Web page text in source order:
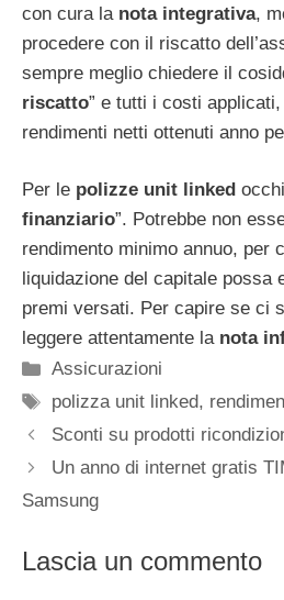
con cura la nota integrativa,
procedere con il riscatto
sempre meglio chiedere il
riscatto” e tutti i costi
rendimenti netti ottenuti anno
Per le polizze unit linked
finanziario”. Potrebbe non
rendimento minimo annuo, per
liquidazione del capitale possa
premi versati. Per capire se ci
leggere attentamente la nota
Categorie
Assicurazioni
Tag
polizza unit linked,
Sconti su prodotti
Un anno di internet gratis
Samsung
Lascia un commento